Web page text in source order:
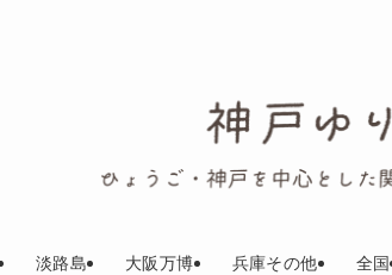
淡路島 大阪万博 兵庫その他 全国